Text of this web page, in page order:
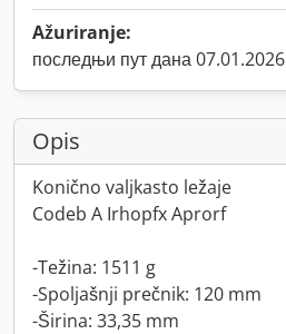
Ažuriranje:
последњи пут дана 07.01.2026
Opis
Konično valjkasto ležaje
Codeb A Irhopfx Aprorf
-Težina: 1511 g
-Spoljašnji prečnik: 120 mm
-Širina: 33,35 mm